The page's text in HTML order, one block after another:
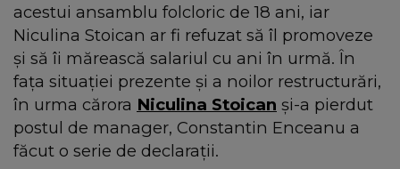
acestui ansamblu folcloric de 18 ani, iar
Niculina Stoican ar fi refuzat să îl promoveze
și să îi mărească salariul cu ani în urmă. În
fața situației prezente și a noilor restructurări,
în urma cărora Niculina Stoican și-a pierdut
postul de manager, Constantin Enceanu a
făcut o serie de declarații.